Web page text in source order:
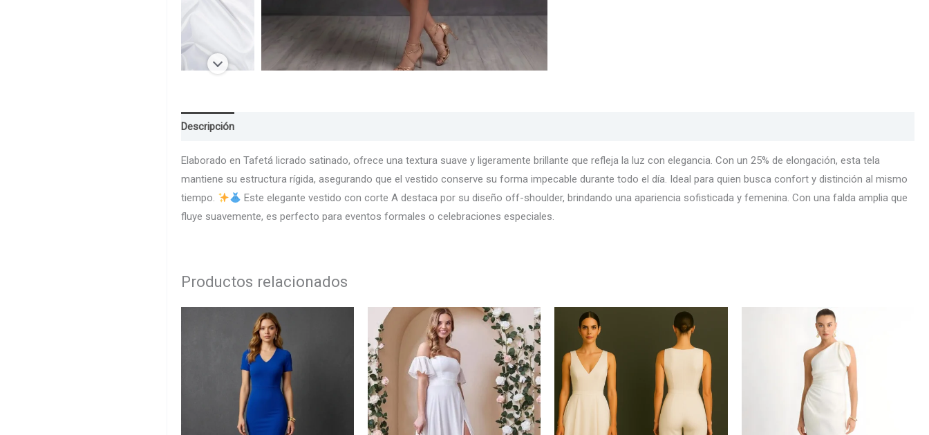
Descripción
Elaborado en Tafetá licrado satinado, ofrece una textura suave y ligeramente brillante que refleja la luz con elegancia. Con un 25% de elongación, esta tela
mantiene su estructura rígida, asegurando que el vestido conserve su forma impecable durante todo el día. Ideal para quien busca confort y distinción al mismo
tiempo.
Este elegante vestido con corte A destaca por su diseño off-shoulder, brindando una apariencia sofisticada y femenina. Con una falda amplia que
fluye suavemente, es perfecto para eventos formales o celebraciones especiales.
Productos relacionados